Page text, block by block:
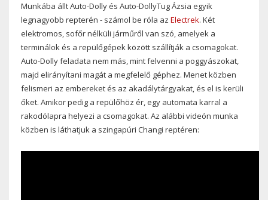
Munkába állt Auto-Dolly és Auto-DollyTug Ázsia egyik
legnagyobb repterén - számol be róla az Electrek. Két
elektromos, sofőr nélküli járműről van szó, amelyek a
terminálok és a repülőgépek között szállítják a csomagokat.
Auto-Dolly feladata nem más, mint felvenni a poggyászokat,
majd elirányítani magát a megfelelő géphez. Menet közben
felismeri az embereket és az akadálytárgyakat, és el is kerüli
őket. Amikor pedig a repülőhöz ér, egy automata karral a
rakodólapra helyezi a csomagokat. Az alábbi videón munka
közben is láthatjuk a szingapúri Changi reptéren: